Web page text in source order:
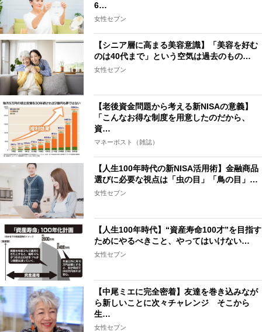
6…
女性セブン
【シニア層に高まる美容意識】「美容を好む
のは40代まで」という空気は過去のもの…
女性セブン
【老後資金問題から考える新NISAの意義】
「こんなお得な制度を用意したのだから、
資…
マネーポスト（雑誌）
【人生100年時代の新NISA活用術】金融商品
選びに必要な視点は「虫の目」「鳥の目」…
女性セブン
【人生100年時代】“資産寿命100才”を目指す
ためにやるべきこと、やってはいけない…
女性セブン
【中尾ミエに完全密着】友達を巻き込みなが
ら新しいことに次々チャレンジ そこから
生…
女性セブン